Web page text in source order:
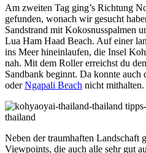
Am zweiten Tag ging’s Richtung
gefunden, wonach wir gesucht
Sandstrand mit Kokosnusspalmen
Lua Ham Haad Beach. Auf einer
ins Meer hineinlaufen, die Insel
nah. Mit dem Roller erreichst du
Sandbank beginnt. Da konnte auch
oderNgapali Beach nicht mithalten.
Neben der traumhaften Landschaft
Viewpoints, die auch alle sehr gut